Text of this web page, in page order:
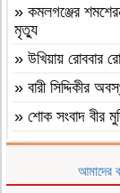
» কমলগঞ্জে এমপি
»আন্তর্জাতিক
পথচলা
» বগুড়া
আদালতে ১৫ দিনের
কমলগঞ্জে
» কমলগঞ্জের
মৃত্যু
» উখিয়ায় রোববার
» বারী সিদ্দিকীর
» শোক সংবাদ বীর
»মৃত্যুবাষির্কী
কমলগঞ্জেআমাদের